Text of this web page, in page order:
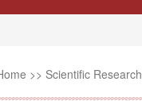
>> Scientific Research